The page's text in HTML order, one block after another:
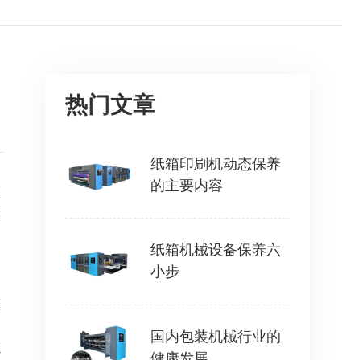
热门文章
纸箱印刷机动态保养
的主要内容
纸箱机械设备保养六
小步
国内包装机械行业的